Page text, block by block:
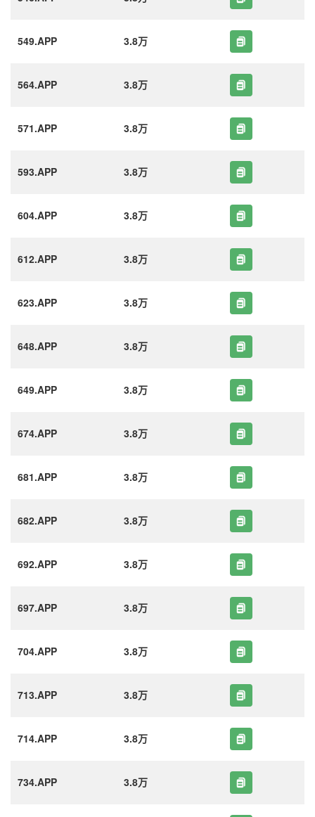
549.APP 3.8万
564.APP 3.8万
571.APP 3.8万
593.APP 3.8万
604.APP 3.8万
612.APP 3.8万
623.APP 3.8万
648.APP 3.8万
649.APP 3.8万
674.APP 3.8万
681.APP 3.8万
682.APP 3.8万
692.APP 3.8万
697.APP 3.8万
704.APP 3.8万
713.APP 3.8万
714.APP 3.8万
734.APP 3.8万